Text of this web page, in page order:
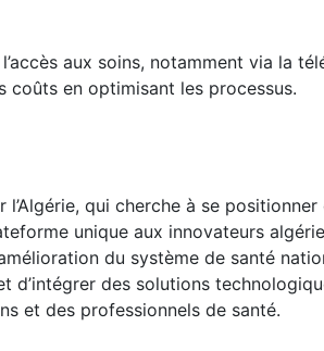
aux soins, notamment via la
coûts en optimisant les processus.
qui cherche à se
unique aux innovateurs
du système de santé
d’intégrer des solutions
et des professionnels de santé.